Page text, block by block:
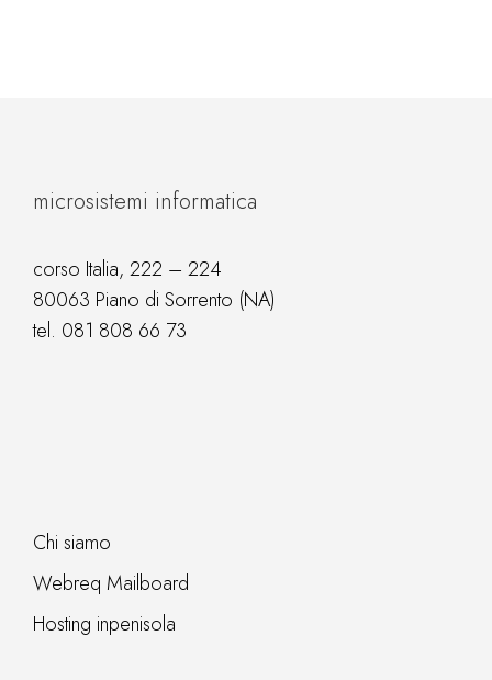
microsistemi informatica
corso Italia, 222 – 224
80063 Piano di Sorrento (NA)
tel. 081 808 66 73
Chi siamo
Webreq Mailboard
Hosting inpenisola